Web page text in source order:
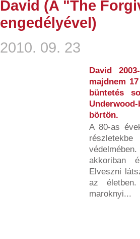
David (A "The
engedélyével)
2010. 09. 23
David
majdnem
büntetés
börtön.
A 80-as
akkoriban
Elveszni
az
maroknyi...